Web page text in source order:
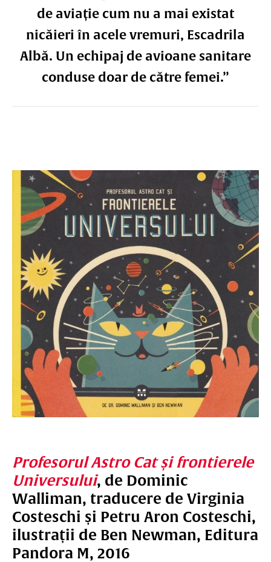
de aviație cum nu a mai existat
nicăieri în acele vremuri, Escadrila
Albă. Un echipaj de avioane sanitare
conduse doar de către femei.”
Profesorul Astro Cat și frontierele
Universului, de Dominic
Walliman, traducere de Virginia
Costeschi și Petru Aron Costeschi,
ilustrații de Ben Newman, Editura
Pandora M, 2016